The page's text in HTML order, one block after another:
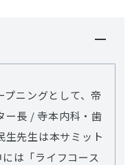
プニングとして、帝
ー長 / 寺本内科・歯
生先生は本サミット
は「ライフコース